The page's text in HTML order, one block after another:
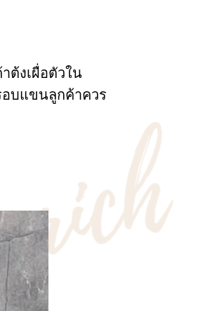
ต้งเผื่อตัวใน
บแขนลูกค้าควร